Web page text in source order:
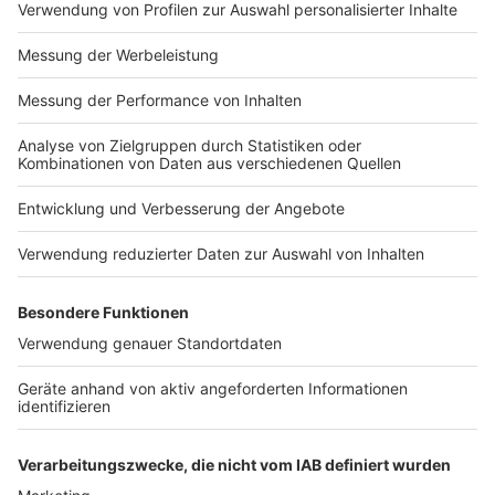
Impressum
Nutzungsbedingungen
Jobs
Presse
Werben
Archiv
ANTENNE BAYERN GROUP
Stiftung ANTENNE BAYERN
hilft
Teilnahmebedingungen
Kontakt
Studio-Hotline
Verkehrs-Hotline
Newsletter